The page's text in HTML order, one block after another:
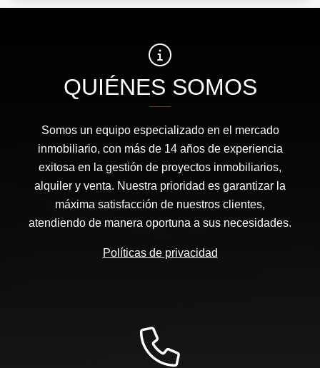
QUIÉNES SOMOS
Somos un equipo especializado en el mercado
inmobiliario, con más de 14 años de experiencia
exitosa en la gestión de proyectos inmobiliarios,
alquiler y venta. Nuestra prioridad es garantizar la
máxima satisfacción de nuestros clientes,
atendiendo de manera oportuna a sus necesidades.
Políticas de privacidad